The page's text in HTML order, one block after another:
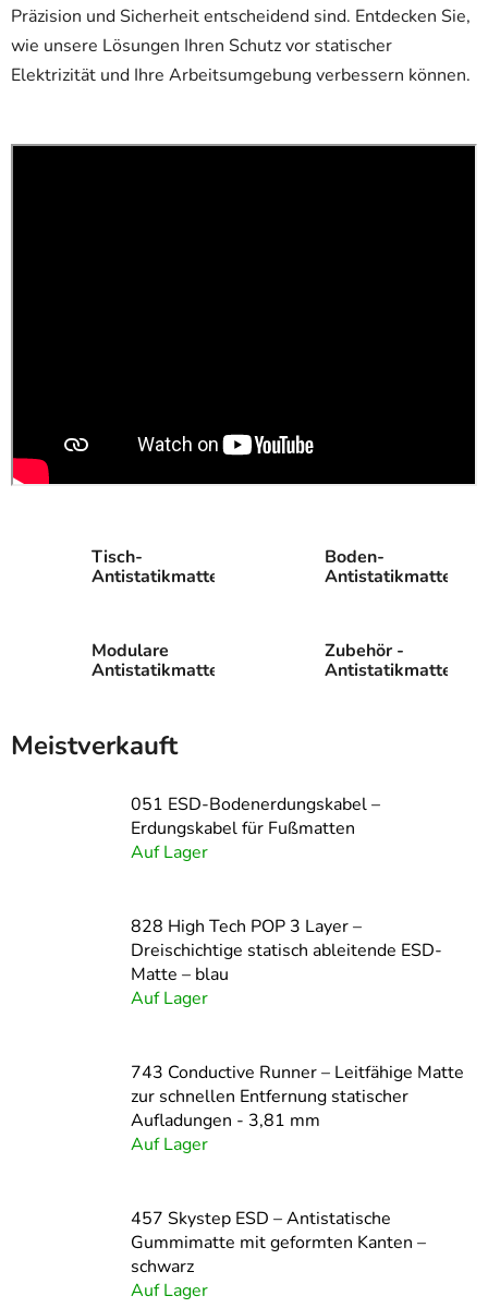
Präzision und Sicherheit entscheidend sind. Entdecken Sie,
wie unsere Lösungen Ihren Schutz vor statischer
Elektrizität und Ihre Arbeitsumgebung verbessern können.
Tisch-
Antistatikmatten
Boden-
Antistatikmatten
Modulare
Antistatikmatten
Zubehör -
Antistatikmatten
Meistverkauft
051 ESD-Bodenerdungskabel –
Erdungskabel für Fußmatten
Auf Lager
828 High Tech POP 3 Layer –
Dreischichtige statisch ableitende ESD-
Matte – blau
Auf Lager
743 Conductive Runner – Leitfähige Matte
zur schnellen Entfernung statischer
Aufladungen - 3,81 mm
Auf Lager
457 Skystep ESD – Antistatische
Gummimatte mit geformten Kanten –
schwarz
Auf Lager